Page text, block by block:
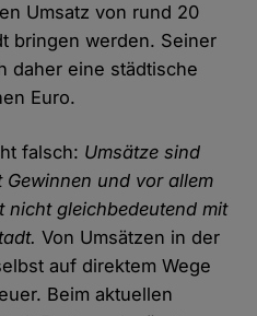
Umsatz von rund 20
bringen werden. Seiner
daher eine städtische
Euro.
falsch: Umsätze sind
und vor allem
nicht gleichbedeutend mit
Von Umsätzen in der
auf direktem Wege
Beim aktuellen